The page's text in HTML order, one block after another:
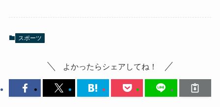
スポーツ
よかったらシェアしてね！